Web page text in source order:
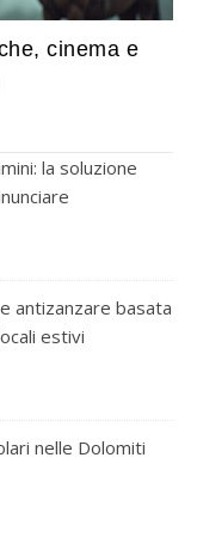
cinema e
la soluzione
antizanzare basata
estivi
nelle Dolomiti